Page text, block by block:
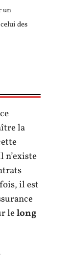
un
des
la
n’existe
il est
lelong